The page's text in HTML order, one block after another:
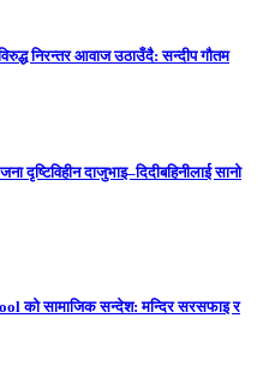
निरन्तर आवाज उठाउँदै: सन्दीप गौतम
दाजुभाइ–दिदीबहिनीलाई सानो
को सामाजिक सन्देश: मन्दिर सरसफाइ र